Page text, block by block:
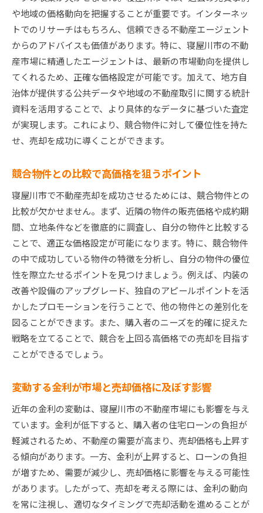
や地域の価格動向を把握することが重要です。インターネッ
トでのリサーチはもちろん、信頼できる不動産エージェント
からのアドバイスも価値があります。特に、寝屋川市の不動
産市場に精通したエージェントは、最新の市場動向を提供し
てくれるため、正確な価格設定が可能です。加えて、地方自
治体が提供する公共データや地域の不動産取引に関する統計
資料を活用することで、より具体的なデータに基づいた査定
が実現します。これにより、競合物件に対して優位性を持た
せ、売却を成功に導くことができます。
競合物件との比較で高価格を狙うポイント
寝屋川市で不動産売却を成功させるためには、競合物件との
比較が欠かせません。まず、近隣の物件の販売価格や成約期
間、立地条件などを徹底的に調査し、自分の物件と比較する
ことで、適正な価格設定が可能になります。特に、競合物件
の中で成功している物件の特徴を分析し、自分の物件の優位
性を際立たせるポイントを見つけましょう。例えば、内装の
改善や設備のアップグレード、独自のアピールポイントを活
かしたプロモーションを行うことで、他の物件との差別化を
図ることができます。また、購入者のニーズを的確に捉えた
戦略を立てることで、競合を上回る高価格での売却を目指す
ことができるでしょう。
変動する金利が市場と売却価格に及ぼす影響
近年の金利の変動は、寝屋川市の不動産市場にも影響を与え
ています。金利が低下すると、購入者の住宅ローンの負担が
軽減されるため、不動産の需要が高まり、売却価格も上昇す
る傾向があります。一方、金利が上昇すると、ローンの負担
が増すため、需要が減少し、売却価格に影響を与える可能性
があります。したがって、売却を考える際には、金利の動向
を常に注視し、適切なタイミングで売却活動を進めることが